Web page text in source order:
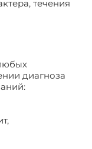
течения
диагноза